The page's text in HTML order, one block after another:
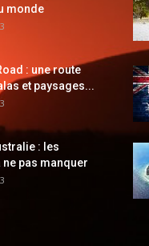
monde
: une route
et paysages...
: les
ne pas manquer